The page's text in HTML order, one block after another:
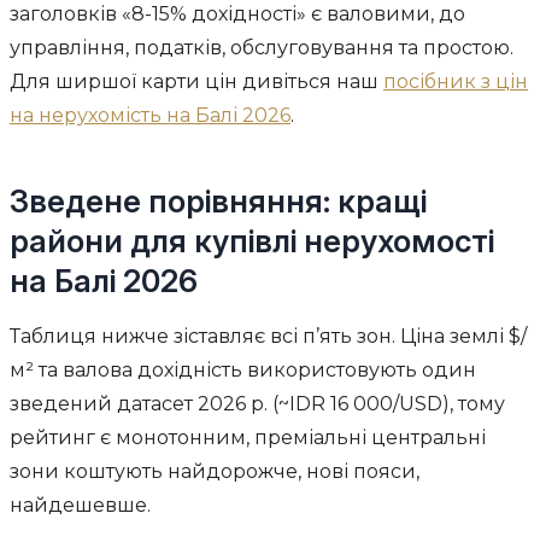
заголовків «8-15% дохідності» є валовими, до
управління, податків, обслуговування та простою.
Для ширшої карти цін дивіться наш посібник з цін
на нерухомість на Балі 2026.
Зведене порівняння: кращі
райони для купівлі нерухомості
на Балі 2026
Таблиця нижче зіставляє всі п’ять зон. Ціна землі $/
м² та валова дохідність використовують один
зведений датасет 2026 р. (~IDR 16 000/USD), тому
рейтинг є монотонним, преміальні центральні
зони коштують найдорожче, нові пояси,
найдешевше.